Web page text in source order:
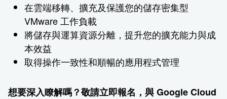
在雲端移轉、擴充及保護您的儲存密集型
VMware 工作負載
將儲存與運算資源分離，提升您的擴充能力與成
本效益
取得操作一致性和順暢的應用程式管理
想要深入瞭解嗎？敬請立即報名，與 Google Cloud